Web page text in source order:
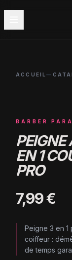
ACCUEIL—
BARBER
PEIGNE
EN 1
PRO
7,99 €
Peigne 3 en
coiffeur :
de temps